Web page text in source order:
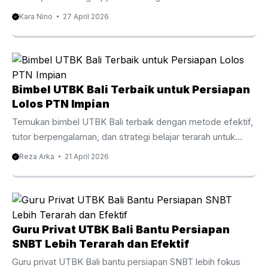
seleksi CPNS. Pengantar Les Privat CPNS Bali
strategi yang tepat dan latihan yang konsisten. Oleh karena
itu, banyak peserta kini memilih Les Privat CPNS Bali
sebagai cara efektif untuk meningkatkan peluang lolos.
Dengan persaingan yang semakin ketat setiap tahunnya,
belajar secara mandiri sering kali terasa kurang cukup. Di
Bali, minat terhadap bimbingan privat CPNS terus
meningkat. Hal ini ...
Kara Nino 27 April 2026
Bimbel UTBK Bali Terbaik untuk Persiapan
Lolos PTN Impian
Temukan bimbel UTBK Bali terbaik dengan metode efektif,
tutor berpengalaman, dan strategi belajar terarah untuk
lolos PTN impian. Baca panduan lengkapnya di sini.
semakin ketat. Oleh karena itu, banyak siswa mulai mencari
bimbel UTBK Bali sebagai langkah strategis untuk
meningkatkan peluang lolos. Dengan pendekatan belajar
yang tepat, materi terarah, dan bimbingan tutor
berpengalaman, proses persiapan menjadi lebih efektif dan
terukur. Selain itu, mengikuti bimbingan belajar khusus
Reza Arka 21 April 2026
Guru Privat UTBK Bali Bantu Persiapan
SNBT Lebih Terarah dan Efektif
Guru privat UTBK Bali bantu persiapan SNBT lebih fokus